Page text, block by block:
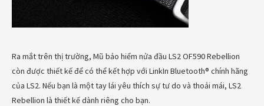
Ra mắt trên thị trường, Mũ bảo hiểm nửa đầu LS2 OF590 Rebellion
còn được thiết kế để có thể kết hợp với LinkIn Bluetooth® chính hãng
của LS2. Nếu bạn là một tay lái yêu thích sự tư do và thoải mái, LS2
Rebellion là thiết kế dành riêng cho bạn.